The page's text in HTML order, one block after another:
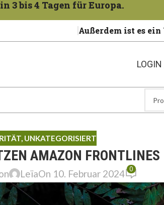
3 bis 4 Tagen für Europa.
Außerdem ist es
, UNKATEGORISIERT
AMAZON FRONTLINES
LeïaOn 10. Februar 2024 0